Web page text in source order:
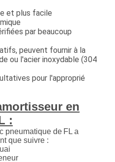
et plus facile
par beaucoup
peuvent fournir à la
ou l'acier inoxydable (304
pour l'approprié
en
:
pneumatique de FLa
que suivre :